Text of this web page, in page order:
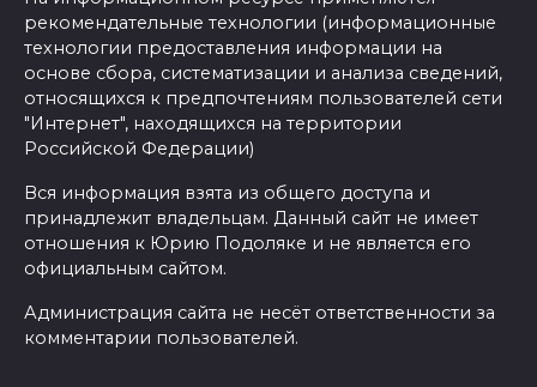
рекомендательные технологии (информационные
технологии предоставления информации на
основе сбора, систематизации и анализа сведений,
относящихся к предпочтениям пользователей сети
"Интернет", находящихся на территории
Российской Федерации)
Вся информация взята из общего доступа и
принадлежит владельцам. Данный сайт не имеет
отношения к Юрию Подоляке и не является его
официальным сайтом.
Администрация сайта не несёт ответственности за
комментарии пользователей.